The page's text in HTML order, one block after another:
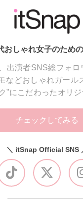
おしゃれ女子のため
出演者SNS総フォロ
どおしゃれガール
”にこだわったオリ
チェックしてみる
＼ itSnap Official SNS